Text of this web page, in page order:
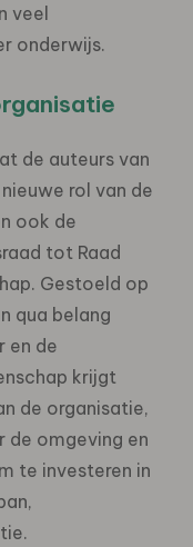
veel
onderwijs.
de auteurs van
rol van de
ook de
tot Raad
Gestoeld op
qua belang
en de
krijgt
de organisatie,
de omgeving en
te investeren in